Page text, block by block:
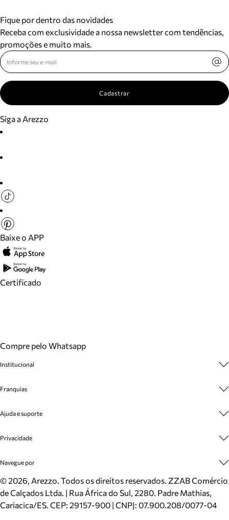
Fique por dentro das novidades
Receba com exclusividade a nossa newsletter com tendências,
promoções e muito mais.
Cadastrar
Siga a Arezzo
Baixe o APP
Certificado
Compre pelo Whatsapp
Institucional
Cashback
Venda Corporativa
Mapa do Site
Inverno
Mundo Arezzo
Franquias
Plano de Negócio
Ajuda e suporte
Cadastro
Meus Pedidos
Trocas e Devoluções
Cartão Presente
Localizador de lojas
Privacidade
Politica e Privacidade
Navegue por
Sapatos
Bolsas
Scarpins
©2026, Arezzo. Todos os direitos reservados. ZZAB Comércio
de Calçados Ltda. | Rua África do Sul, 2280. Padre Mathias,
Cariacica/ES. CEP: 29157-900 | CNPJ: 07.900.208/0077-04